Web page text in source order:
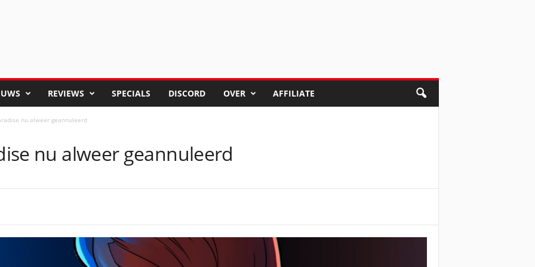
REVIEWS SPECIALS DISCORD OVER AFFILIATE
nu alweer geannuleerd
nu alweer geannuleerd